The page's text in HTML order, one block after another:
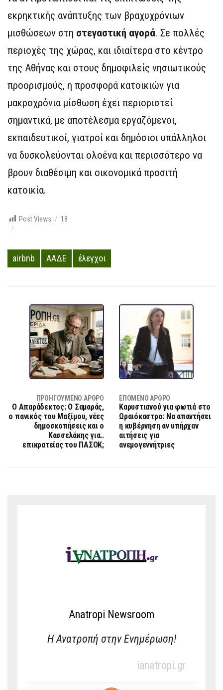
εκρηκτικής ανάπτυξης των βραχυχρόνιων
μισθώσεων στη στεγαστική αγορά. Σε πολλές
περιοχές της χώρας, και ιδιαίτερα στο κέντρο
της Αθήνας και στους δημοφιλείς νησιωτικούς
προορισμούς, η προσφορά κατοικιών για
μακροχρόνια μίσθωση έχει περιοριστεί
σημαντικά, με αποτέλεσμα εργαζόμενοι,
εκπαιδευτικοί, γιατροί και δημόσιοι υπάλληλοι
να δυσκολεύονται ολοένα και περισσότερο να
βρουν διαθέσιμη και οικονομικά προσιτή
κατοικία.
Post Views: 18
airbnb ΑΑΔΕ έλεγχοι
ΠΡΟΗΓΟΎΜΕΝΟ ΆΡΘΡΟ
Ο Απαράδεκτος: O Σαμαράς,
ο πανικός του Μαξίμου, νέες
δημοσκοπήσεις και ο
Κασσελάκης για..
επικρατείας του ΠΑΣΟΚ;
ΕΠΌΜΕΝΟ ΆΡΘΡΟ
Καρυστιανού για φωτιά στο
Ωραιόκαστρο: Να απαντήσει
η κυβέρνηση αν υπήρχαν
αιτήσεις για
ανεμογεννήτριες
Anatropi Newsroom
Η Ανατροπή στην Ενημέρωση!
ianatropi.gr